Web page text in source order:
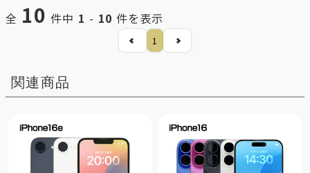
全 10 件中 1 - 10 件を表示
1
関連商品